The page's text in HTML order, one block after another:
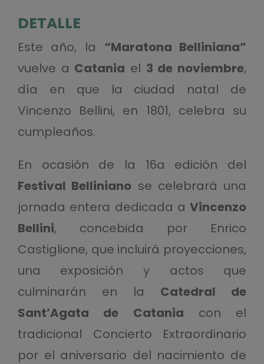
DETALLE
Este año, la “Maratona Belliniana”
vuelve a Catania el 3 de noviembre,
día en que la ciudad natal de
Vincenzo Bellini, en 1801, celebra su
cumpleaños.
En ocasión de la 16a edición del
Festival Belliniano se celebrará una
jornada entera dedicada aVincenzo
Bellini, concebida por Enrico
Castiglione, que incluirá proyecciones,
una exposición y actos que
culminarán en la Catedral de
Sant’Agata de Catania con el
tradicional Concierto Extraordinario
por el aniversario del nacimiento de